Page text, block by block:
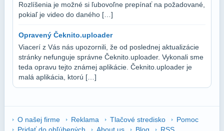
Rozlíšenia je možné si ľubovoľne prepínať na požadované,
pokiaľ je video do daného […]
Opravený Čeknito.uploader
Viacerí z Vás nás upozornili, že od poslednej aktualizácie
stránky nefunguje správne Čeknito.uploader. Vykonali sme
teda opravu tejto známej aplikácie. Čeknito.uploader je
malá aplikácia, ktorú […]
O našej firme Reklama Tlačové stredisko
Pomoc